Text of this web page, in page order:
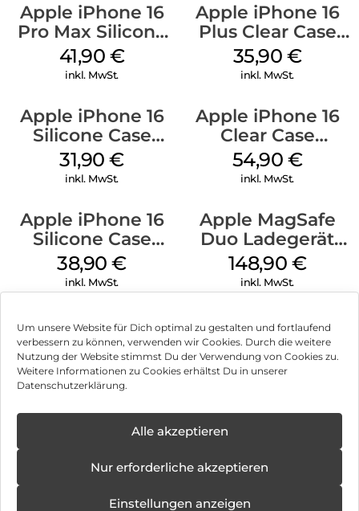
Um unsere Website für Dich optimal zu gestalten und fortlaufend
verbessern zu können, verwenden wir Cookies. Durch die weitere
Nutzung der Website stimmst Du der Verwendung von Cookies zu.
Weitere Informationen zu Cookies erhältst Du in unserer
Datenschutzerklärung.
Alle akzeptieren
Nur erforderliche akzeptieren
Einstellungen anzeigen
Apple iPhone 16
Pro Max Silicone
Case MagSafe
Ultramarine
41,90 €
inkl. MwSt.
Apple iPhone 16
Plus Clear Case
MagSafe
Transparent
35,90 €
inkl. MwSt.
Apple iPhone 16
Silicone Case
MagSafe Fuchsia
31,90€
inkl. MwSt.
Apple iPhone 16
Clear Case
MagSafe
Transparent
54,90 €
inkl. MwSt.
Apple iPhone 16
Silicone Case
MagSafe
Ultramarine
38,90€
inkl. MwSt.
Apple MagSafe
Duo Ladegerät
Weiß
148,90 €
inkl. MwSt.
Impressum
Hinweis zur Batterieentsorgung
Öffnungstage
08.12.2025 -
Können wir Dir behilflich sein?